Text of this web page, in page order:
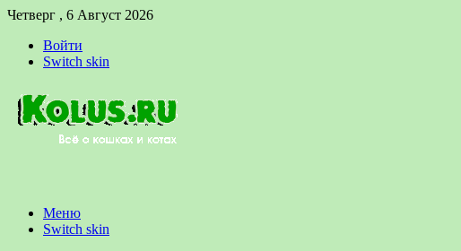
Четверг , 6 Август 2026
Войти
Switch skin
Меню
Switch skin